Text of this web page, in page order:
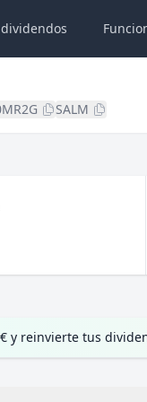
SALM
y reinvierte tus